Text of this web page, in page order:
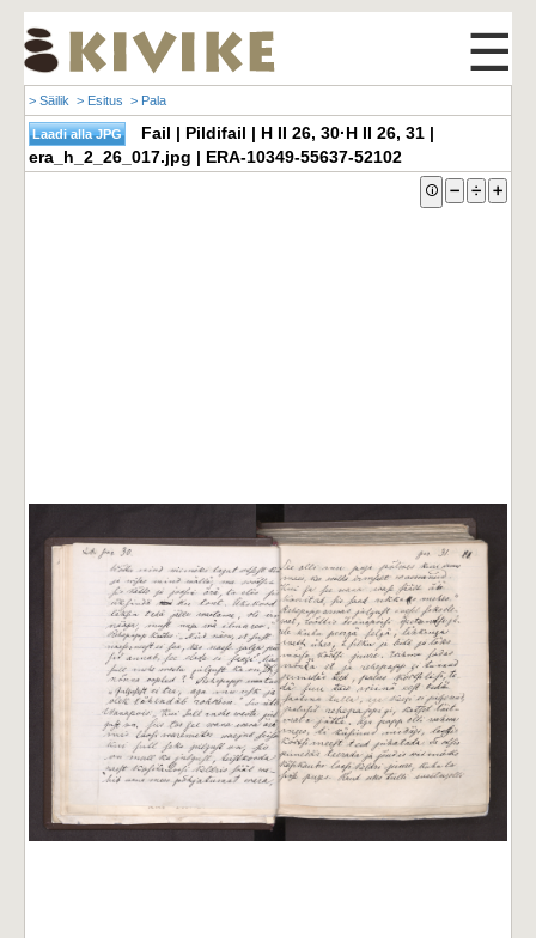
☰
> Säilik > Esitus > Pala
Fail | Pildifail | H II 26, 30·H II 26, 31 |
era_h_2_26_017.jpg | ERA-10349-55637-52102